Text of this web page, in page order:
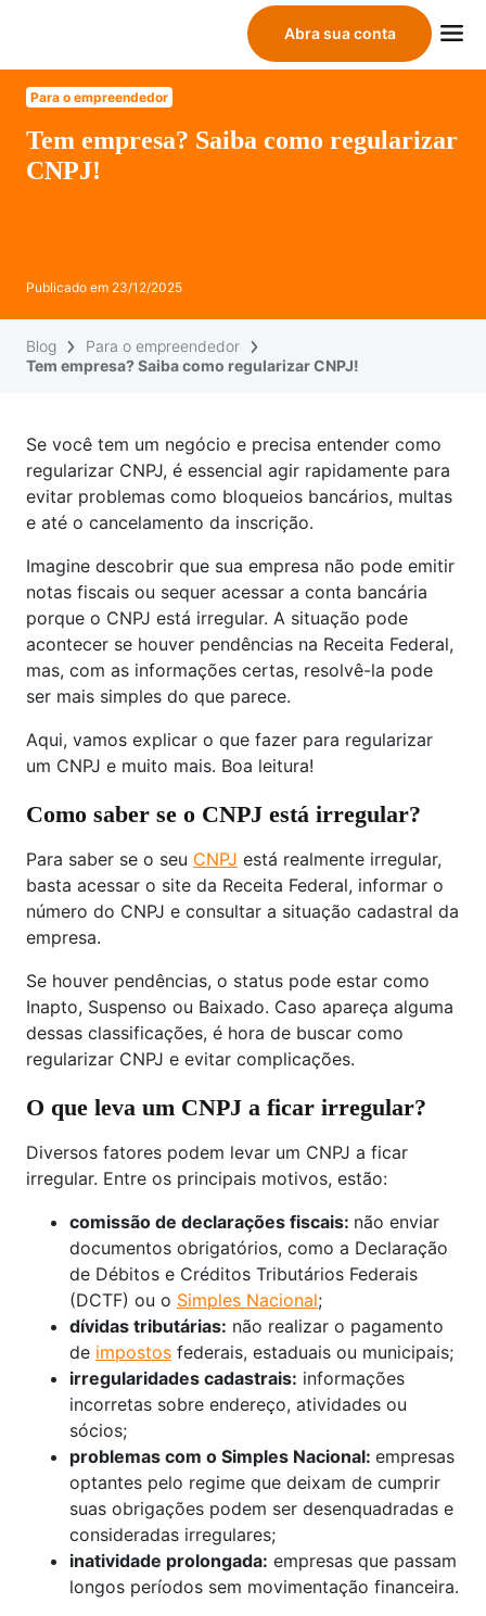
Abra sua conta
Para o empreendedor
Tem empresa? Saiba como regularizar
CNPJ!
Publicado em 23/12/2025
Blog
Para o empreendedor
Tem empresa? Saiba como regularizar CNPJ!
Se você tem um negócio e precisa entender como
regularizar CNPJ, é essencial agir rapidamente para
evitar problemas como bloqueios bancários, multas
e até o cancelamento da inscrição.
Imagine descobrir que sua empresa não pode emitir
notas fiscais ou sequer acessar a conta bancária
porque o CNPJ está irregular. A situação pode
acontecer se houver pendências na Receita Federal,
mas, com as informações certas, resolvê-la pode
ser mais simples do que parece.
Aqui, vamos explicar o que fazer para regularizar
um CNPJ e muito mais. Boa leitura!
Como saber se o CNPJ está irregular?
Para saber se o seu CNPJ está realmente irregular,
basta acessar o site da Receita Federal, informar o
número do CNPJ e consultar a situação cadastral da
empresa.
Se houver pendências, o status pode estar como
Inapto, Suspenso ou Baixado. Caso apareça alguma
dessas classificações, é hora de buscar como
regularizar CNPJ e evitar complicações.
O que leva um CNPJ a ficar irregular?
Diversos fatores podem levar um CNPJ a ficar
irregular. Entre os principais motivos, estão:
comissão de declarações fiscais: não enviar
documentos obrigatórios, como a Declaração
de Débitos e Créditos Tributários Federais
(DCTF) ou o Simples Nacional;
dívidas tributárias: não realizar o pagamento
de impostos federais, estaduais ou municipais;
irregularidades cadastrais: informações
incorretas sobre endereço, atividades ou
sócios;
problemas com o Simples Nacional: empresas
optantes pelo regime que deixam de cumprir
suas obrigações podem ser desenquadradas e
consideradas irregulares;
inatividade prolongada: empresas que passam
longos períodos sem movimentação financeira.